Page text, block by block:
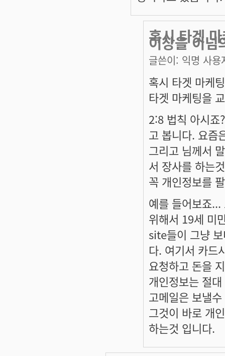
혹시 타겟
이상을 이넘
글쓴이: 익명 사용
혹시 타겟 마케
타겟 마케팅을
2:8 법칙 아시
고 봅니다. 요즘
그리고 님께서
서 장사를 하는
꼭 개인정보를
예를 들어보죠
위해서 19세 미
site들이 그냥
다. 여기서 카드
요청하고 돈을
개인정보는 절
고메일은 보낼
그것이 바로 개
하는것 입니다.